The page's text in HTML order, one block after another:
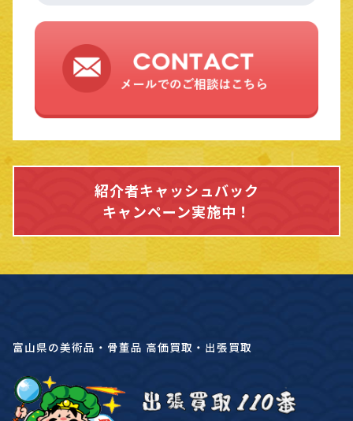
紹介者キャッシュバック
キャンペーン実施中！
富山県の美術品・骨董品 高価買取・出張買取